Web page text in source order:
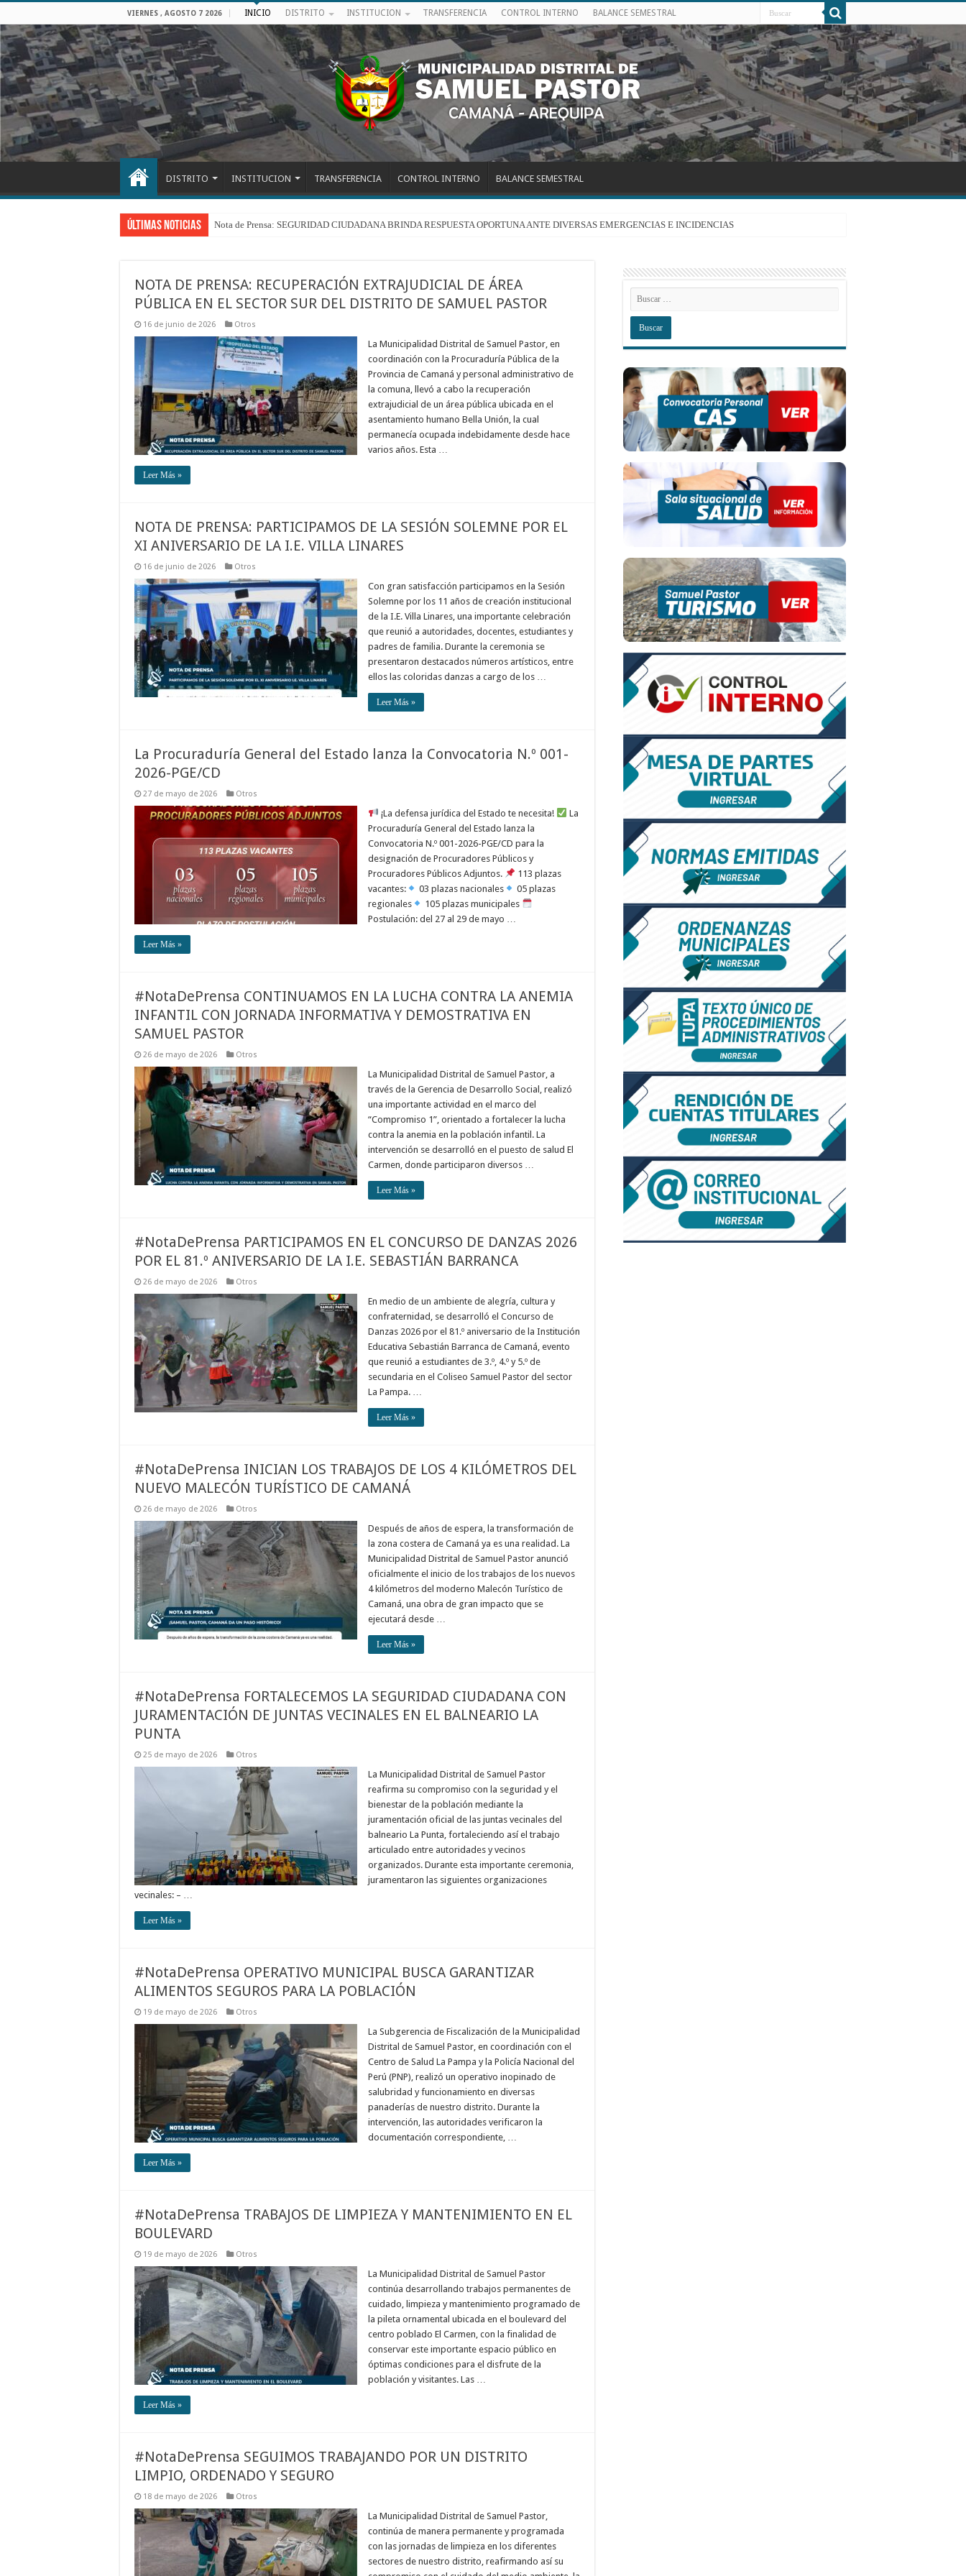
VIERNES , AGOSTO 7 2026 INICIO DISTRITO INSTITUCION TRANSFERENCIA CONTROL INTERNO BALANCE SEMESTRAL
DISTRITO INSTITUCION TRANSFERENCIA CONTROL INTERNO BALANCE SEMESTRAL
Últimas Noticias Nota de Prensa: SEGURIDAD CIUDADANA BRINDA RESPUESTA OPORTUNA ANTE DIVERSAS EMERGENCIAS E INCIDENCIAS
NOTA DE PRENSA: RECUPERACIÓN EXTRAJUDICIAL DE ÁREA
PÚBLICA EN EL SECTOR SUR DEL DISTRITO DE SAMUEL PASTOR
16 de junio de 2026 Otros
La Municipalidad Distrital de Samuel Pastor, en
coordinación con la Procuraduría Pública de la
Provincia de Camaná y personal administrativo de
la comuna, llevó a cabo la recuperación
extrajudicial de un área pública ubicada en el
asentamiento humano Bella Unión, la cual
permanecía ocupada indebidamente desde hace
varios años. Esta …
Leer Más »
NOTA DE PRENSA: PARTICIPAMOS DE LA SESIÓN SOLEMNE POR EL
XI ANIVERSARIO DE LA I.E. VILLA LINARES
16 de junio de 2026 Otros
Con gran satisfacción participamos en la Sesión
Solemne por los 11 años de creación institucional
de la I.E. Villa Linares, una importante celebración
que reunió a autoridades, docentes, estudiantes y
padres de familia. Durante la ceremonia se
presentaron destacados números artísticos, entre
ellos las coloridas danzas a cargo de los …
Leer Más »
La Procuraduría General del Estado lanza la Convocatoria N.º 001-
2026-PGE/CD
27 de mayo de 2026 Otros
¡La defensa jurídica del Estado te necesita!
La
Procuraduría General del Estado lanza la
Convocatoria N.º 001-2026-PGE/CD para la
designación de Procuradores Públicos y
Procuradores Públicos Adjuntos.
113 plazas
vacantes:
03 plazas nacionales
05 plazas
regionales
105 plazas municipales
Postulación: del 27 al 29 de mayo …
Leer Más »
#NotaDePrensa CONTINUAMOS EN LA LUCHA CONTRA LA ANEMIA
INFANTIL CON JORNADA INFORMATIVA Y DEMOSTRATIVA EN
SAMUEL PASTOR
26 de mayo de 2026 Otros
La Municipalidad Distrital de Samuel Pastor, a
través de la Gerencia de Desarrollo Social, realizó
una importante actividad en el marco del
“Compromiso 1”, orientado a fortalecer la lucha
contra la anemia en la población infantil. La
intervención se desarrolló en el puesto de salud El
Carmen, donde participaron diversos …
Leer Más »
#NotaDePrensa PARTICIPAMOS EN EL CONCURSO DE DANZAS 2026
POR EL 81.º ANIVERSARIO DE LA I.E. SEBASTIÁN BARRANCA
26 de mayo de 2026 Otros
En medio de un ambiente de alegría, cultura y
confraternidad, se desarrolló el Concurso de
Danzas 2026 por el 81.º aniversario de la Institución
Educativa Sebastián Barranca de Camaná, evento
que reunió a estudiantes de 3.º, 4.º y 5.º de
secundaria en el Coliseo Samuel Pastor del sector
La Pampa. …
Leer Más »
#NotaDePrensa INICIAN LOS TRABAJOS DE LOS 4 KILÓMETROS DEL
NUEVO MALECÓN TURÍSTICO DE CAMANÁ
26 de mayo de 2026 Otros
Después de años de espera, la transformación de
la zona costera de Camaná ya es una realidad. La
Municipalidad Distrital de Samuel Pastor anunció
oficialmente el inicio de los trabajos de los nuevos
4 kilómetros del moderno Malecón Turístico de
Camaná, una obra de gran impacto que se
ejecutará desde …
Leer Más »
#NotaDePrensa FORTALECEMOS LA SEGURIDAD CIUDADANA CON
JURAMENTACIÓN DE JUNTAS VECINALES EN EL BALNEARIO LA
PUNTA
25 de mayo de 2026 Otros
La Municipalidad Distrital de Samuel Pastor
reafirma su compromiso con la seguridad y el
bienestar de la población mediante la
juramentación oficial de las juntas vecinales del
balneario La Punta, fortaleciendo así el trabajo
articulado entre autoridades y vecinos
organizados. Durante esta importante ceremonia,
juramentaron las siguientes organizaciones
vecinales: – …
Leer Más »
#NotaDePrensa OPERATIVO MUNICIPAL BUSCA GARANTIZAR
ALIMENTOS SEGUROS PARA LA POBLACIÓN
19 de mayo de 2026 Otros
La Subgerencia de Fiscalización de la Municipalidad
Distrital de Samuel Pastor, en coordinación con el
Centro de Salud La Pampa y la Policía Nacional del
Perú (PNP), realizó un operativo inopinado de
salubridad y funcionamiento en diversas
panaderías de nuestro distrito. Durante la
intervención, las autoridades verificaron la
documentación correspondiente, …
Leer Más »
#NotaDePrensa TRABAJOS DE LIMPIEZA Y MANTENIMIENTO EN EL
BOULEVARD
19 de mayo de 2026 Otros
La Municipalidad Distrital de Samuel Pastor
continúa desarrollando trabajos permanentes de
cuidado, limpieza y mantenimiento programado de
la pileta ornamental ubicada en el boulevard del
centro poblado El Carmen, con la finalidad de
conservar este importante espacio público en
óptimas condiciones para el disfrute de la
población y visitantes. Las …
Leer Más »
#NotaDePrensa SEGUIMOS TRABAJANDO POR UN DISTRITO
LIMPIO, ORDENADO Y SEGURO
18 de mayo de 2026 Otros
La Municipalidad Distrital de Samuel Pastor,
continúa de manera permanente y programada
con las jornadas de limpieza en los diferentes
sectores de nuestro distrito, reafirmando así su